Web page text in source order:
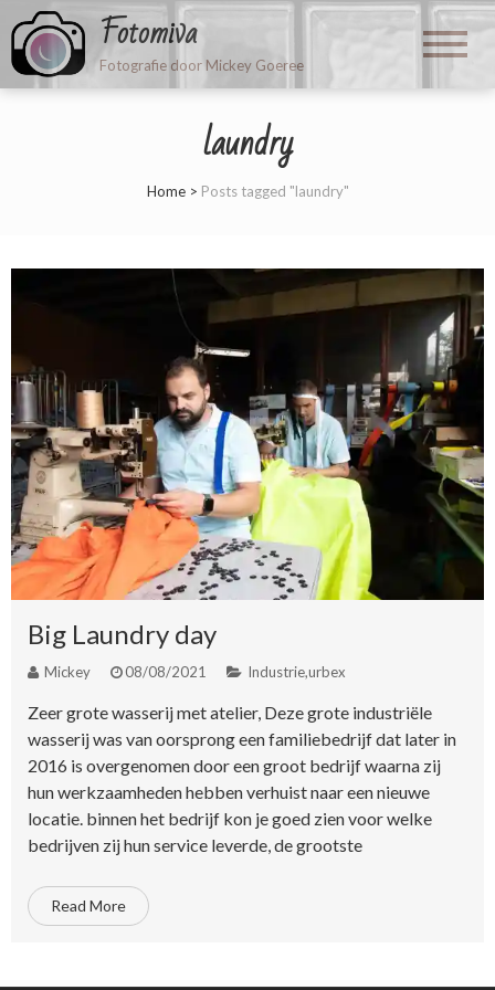
Fotomiva
Fotografie door Mickey Goeree
laundry
Home> Posts tagged "laundry"
Big Laundry day
Mickey 08/08/2021 Industrie,urbex
Zeer grote wasserij met atelier, Deze grote industriële
wasserij was van oorsprong een familiebedrijf dat later in
2016 is overgenomen door een groot bedrijf waarna zij
hun werkzaamheden hebben verhuist naar een nieuwe
locatie. binnen het bedrijf kon je goed zien voor welke
bedrijven zij hun service leverde, de grootste
Read More